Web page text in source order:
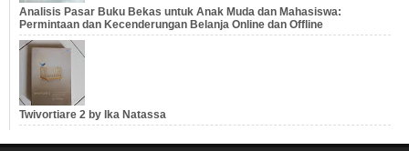
Analisis Pasar Buku Bekas untuk Anak Muda dan Mahasiswa:
Permintaan dan Kecenderungan Belanja Online dan Offline
Twivortiare 2 by Ika Natassa